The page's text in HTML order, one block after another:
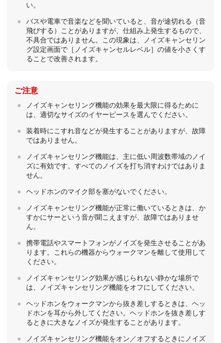
い。
バスや電車で音楽などを聞いていると、音が途切れる（音
飛びする）ことがありますが、仕組み上発生するもので、
不具合ではありません。この現象は、ノイズキャンセリン
グ設定画面で［ノイズキャンセルレベル］の値を小さくす
ることで改善されます。
ご注意
ノイズキャンセリング機能の効果を最大限に得るために
は、適切なサイズのイヤーピースを選んでください。
装着時にこすれ音などが発生することがありますが、故障
ではありません。
ノイズキャンセリング機能は、主に低い周波数帯域のノイ
ズに有効です。すべてのノイズを打ち消すわけではありま
せん。
ヘッドホンのマイク部を塞がないでください。
ノイズキャンセリング機能が正常に働いているときは、か
すかにサーという音が聞こえますが、故障ではありませ
ん。
携帯電話やスマートフォンがノイズを発生させることがあ
ります。これらの機器からウォークマンを離して使用して
ください。
ノイズキャンセリング効果が感じられない静かな場所で
は、ノイズキャンセリング機能をオフにしてください。
ヘッドホンをウォークマンから抜き差しするときは、ヘッ
ドホンを耳から外してください。ヘッドホンを抜き差しす
るときに大きなノイズが発生することがあります。
ノイズキャンセリング機能をオン／オフするときにノイズ